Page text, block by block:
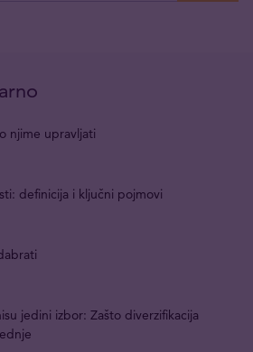
njime upravljati
definicija i ključni pojmovi
jedini izbor: Zašto diverzifikacija